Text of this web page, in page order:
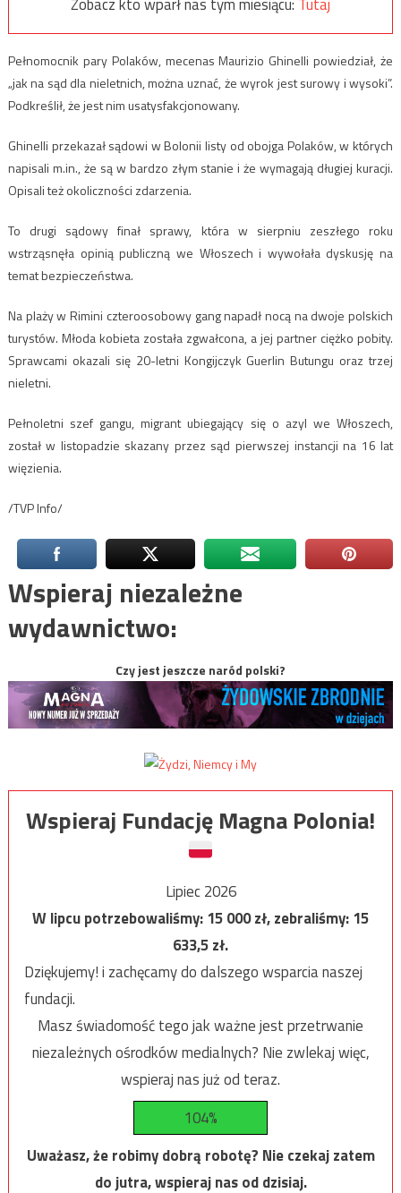
Pełnomocnik pary Polaków, mecenas Maurizio Ghinelli powiedział, że
„jak na sąd dla nieletnich, można uznać, że wyrok jest surowy i wysoki”.
Podkreślił, że jest nim usatysfakcjonowany.
Ghinelli przekazał sądowi w Bolonii listy od obojga Polaków, w których
napisali m.in., że są w bardzo złym stanie i że wymagają długiej kuracji.
Opisali też okoliczności zdarzenia.
To drugi sądowy finał sprawy, która w sierpniu zeszłego roku
wstrząsnęła opinią publiczną we Włoszech i wywołała dyskusję na
temat bezpieczeństwa.
Na plaży w Rimini czteroosobowy gang napadł nocą na dwoje polskich
turystów. Młoda kobieta została zgwałcona, a jej partner ciężko pobity.
Sprawcami okazali się 20-letni Kongijczyk Guerlin Butungu oraz trzej
nieletni.
Pełnoletni szef gangu, migrant ubiegający się o azyl we Włoszech,
został w listopadzie skazany przez sąd pierwszej instancji na 16 lat
więzienia.
/TVP Info/
Wspieraj niezależne
wydawnictwo:
Czy jest jeszcze naród polski?
Wspieraj Fundację Magna Polonia!
Lipiec 2026
W lipcu potrzebowaliśmy:15 000zł, zebraliśmy:15
633,5zł.
Dziękujemy! i zachęcamy do dalszego wsparcia naszej
fundacji.
Masz świadomość tego jak ważne jest przetrwanie
niezależnych ośrodków medialnych? Nie zwlekaj więc,
wspieraj nas już od teraz.
104%
Uważasz, że robimy dobrą robotę? Nie czekaj zatem
do jutra, wspieraj nas od dzisiaj.